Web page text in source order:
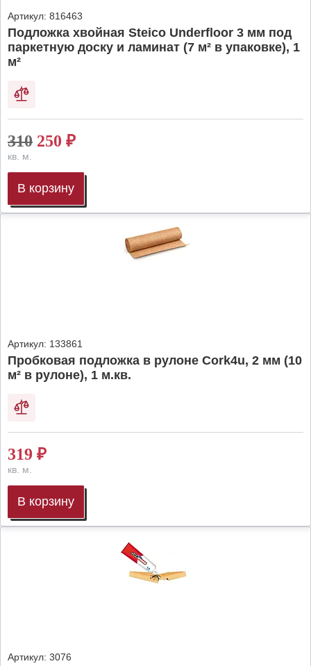
Артикул: 816463
Подложка хвойная Steico Underfloor 3 мм под
паркетную доску и ламинат (7 м² в упаковке), 1
м²
310 250 ₽
кв. м.
В корзину
Артикул: 133861
Пробковая подложка в рулоне Cork4u, 2 мм (10
м² в рулоне), 1 м.кв.
319 ₽
кв. м.
В корзину
Артикул: 3076